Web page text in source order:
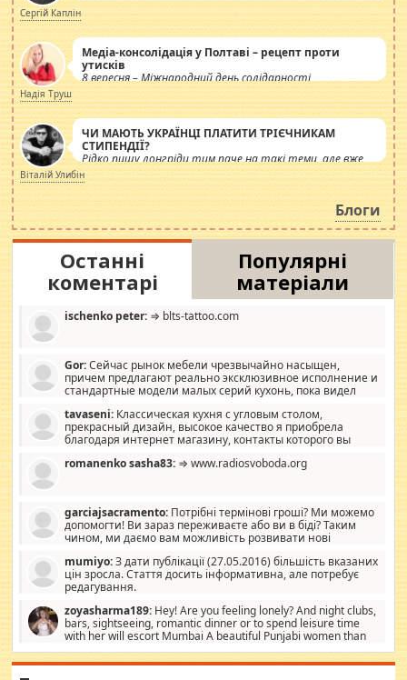
Сергій Каплін
Медіа-консолідація у Полтаві – рецепт проти
утисків
8 вересня – Міжнародний день солідарності
журналістів.
Надія Труш
ЧИ МАЮТЬ УКРАЇНЦІ ПЛАТИТИ ТРІЄЧНИКАМ
СТИПЕНДІЇ?
Рідко пишу лонгріди тим паче на такі теми, але вже
просто дістало! Обурюють сьогоднішні інсенуації
навколо стипендіального питання. Штучно
роздувається ще одна соціальна катастрофа.
Віталій Улибін
Блоги
Останні
коментарі
Популярні
матеріали
ischenko peter: ⇒ blts-tattoo.com
Gor:Сейчас рынок мебели чрезвычайно насыщен,
причем предлагают реально эксклюзивное исполнение и
стандартные модели малых серий кухонь, пока видел
стандартные формы, в MebelOk, креативненько и что главное -
со вкусом все в порядке, без ненужных наворотов удорожающих
мебель, а это не последний фактор.
tavaseni: Классическая кухня с угловым столом,
прекрасный дизайн, высокое качество я приобрела
благодаря интернет магазину, контакты которого вы
romanenko sasha83: ⇒ www.radiosvoboda.org
garciajsacramento: Потрібні термінові гроші? Ми можемо
допомогти! Ви зараз переживаєте або ви в біді? Таким
чином, ми даємо вам можливість розвивати нові
допомагати людям, які намагаються дати їм шанс. Кожен
заслуговує на другий шанс, і, оскільки влада не зможе, вони
повинні приймати від інших. Для нас нема багато суми, і зрілість
витрат, а тільки узгоджених сум і нічого іншого. Не чекайте і не
коментуйте цей пост. Введіть суму, яку ви хочете подати, і ми
зв'яжемося з вами з усіма варіантами. зв'яжіться з нами
сьогодні на garciajsacramento@gmail.com Вам потрібні термінові
гроші? Ми можемо допомогти!
mumiyo:З дати публікації (27.05.2016) більшість вказаних
цін зросла. Стаття досить інформативна, але потребує
редагування.
zoyasharma189: Hey! Are you feeling lonely? And night clubs,
bars, sightseeing, romantic dinner or to spend leisure time
with her will escort Mumbai A beautiful Punjabi women than
sexy escort companion in arms that you guys feel like 5 star luxury
hotel had to spend the night in their search for loved solitaire free